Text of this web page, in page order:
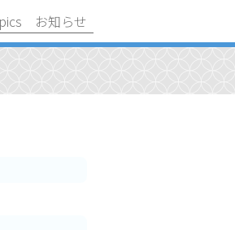
お知らせ